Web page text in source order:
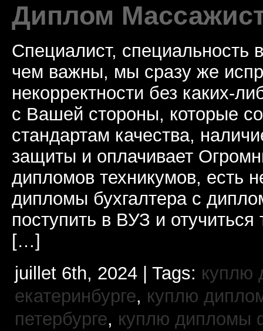
Диплом
Специалист, специальность
чем важны, мы сразу же
некорректности без каких-
с Вашей стороны, которые
стандартам качества,
защиты и оплачивает
дипломов техникумов, есть
дипломы бухгалтера с
поступить в ВУЗ и
[…]
juillet 6th, 2024 | Tags: куплю
екатеринбурге, куплю
петербурге, куплю дипломы